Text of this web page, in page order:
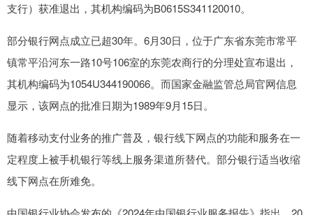
支行）获准退出，其机构编码为B0615S341120010。
部分银行网点成立已超30年。6月30日，位于广东省东莞市常平
镇常平沿河东一路10号106室的东莞农商行的分理处宣布退出，
其机构编码为1054U344190066。而国家金融监管总局官网信息
显示，该网点的批准日期为1989年9月15日。
随着移动支付业务的推广普及，银行线下网点的功能和服务在一
定程度上被手机银行等线上服务渠道所替代。部分银行适当收缩
线下网点在所难免。